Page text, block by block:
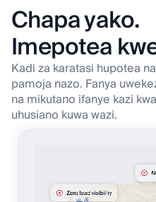
Chapa yako.
Imepotea
Kadi za karatasi hupotea
pamoja nazo. Fanya
na mikutano ifanye kazi
uhusiano kuwa wazi.